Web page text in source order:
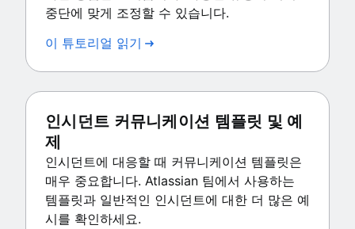
중단에 맞게 조정할 수 있습니다.
이 튜토리얼 읽기
인시던트 커뮤니케이션 템플릿 및 예
제
인시던트에 대응할 때 커뮤니케이션 템플릿은
매우 중요합니다. Atlassian 팀에서 사용하는
템플릿과 일반적인 인시던트에 대한 더 많은 예
시를 확인하세요.